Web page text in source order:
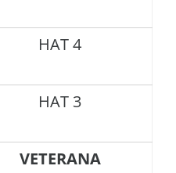
HAT 4
HAT 3
VETERANA